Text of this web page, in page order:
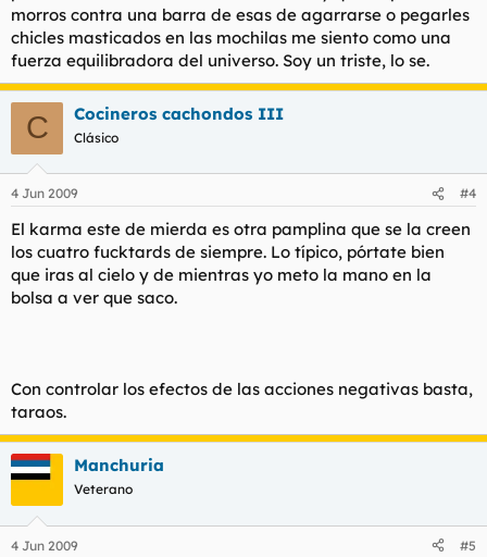
morros contra una barra de esas de agarrarse o pegarles
chicles masticados en las mochilas me siento como una
fuerza equilibradora del universo. Soy un triste, lo se.
C Cocineros cachondos III
Clásico
4 Jun 2009 #4
El karma este de mierda es otra pamplina que se la creen
los cuatro fucktards de siempre. Lo típico, pórtate bien
que iras al cielo y de mientras yo meto la mano en la
bolsa a ver que saco.
Con controlar los efectos de las acciones negativas basta,
taraos.
Manchuria
Veterano
4 Jun 2009 #5